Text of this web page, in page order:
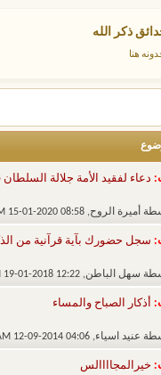
ذكر الله
هنا
دعاء لفقيد الأمة جلالة
أميرة الروح‏, 15-01-2020 08:58 AM
سجل حضورك بآية قرآنية من
سهل الباطن‏, 19-01-2018 12:22 AM
أذكار الصباح والمساء
عنيد اسياء‏, 12-09-2014 04:06 AM
خيرالمجاااالس